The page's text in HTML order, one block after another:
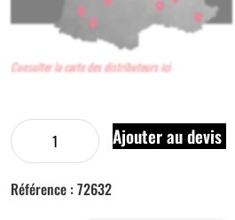
Consulter la carte des distributeurs ici
Ajouter au devis
Référence : 72632